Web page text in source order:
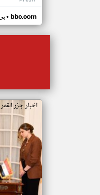
• bbc.com
اخبار جزر